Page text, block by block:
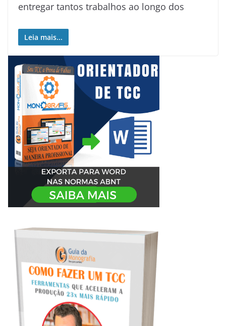
entregar tantos trabalhos ao longo dos
Leia mais...